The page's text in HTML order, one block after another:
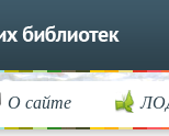
О сайте